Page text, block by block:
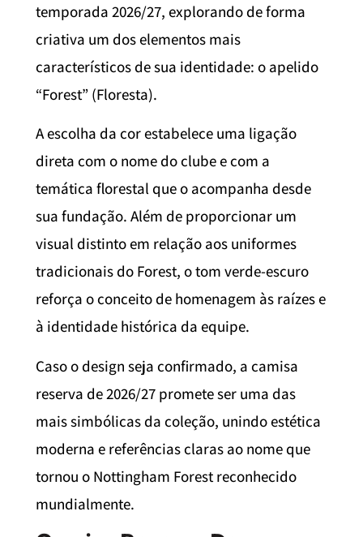
temporada 2026/27, explorando de forma
criativa um dos elementos mais
característicos de sua identidade: o apelido
“Forest” (Floresta).
A escolha da cor estabelece uma ligação
direta com o nome do clube e com a
temática florestal que o acompanha desde
sua fundação. Além de proporcionar um
visual distinto em relação aos uniformes
tradicionais do Forest, o tom verde-escuro
reforça o conceito de homenagem às raízes e
à identidade histórica da equipe.
Caso o design seja confirmado, a camisa
reserva de 2026/27 promete ser uma das
mais simbólicas da coleção, unindo estética
moderna e referências claras ao nome que
tornou o Nottingham Forest reconhecido
mundialmente.